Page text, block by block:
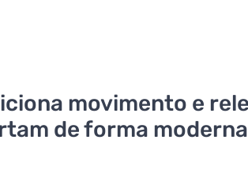
movimento e
de forma